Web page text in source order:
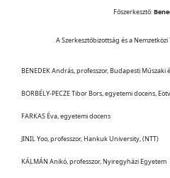
Főszerkesztő:
A Szerkesztőbizottság és a
BENEDEK András, professzor, Budapesti
BORBÉLY-PECZE Tibor Bors, egyetemi docens,
FARKAS Éva, egyetemi docens
JINIL Yoo, professzor, Hankuk University, (NTT)
KÁLMÁN Anikó, professzor, Nyiregyházi Egyetem